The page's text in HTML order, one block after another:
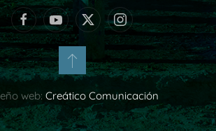
web: Creático Comunicación